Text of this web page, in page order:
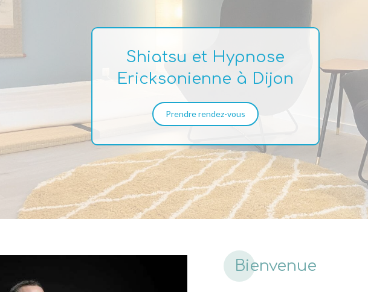
Shiatsu et Hypnose
Ericksonienne à Dijon
Prendre rendez-vous
Bienvenue